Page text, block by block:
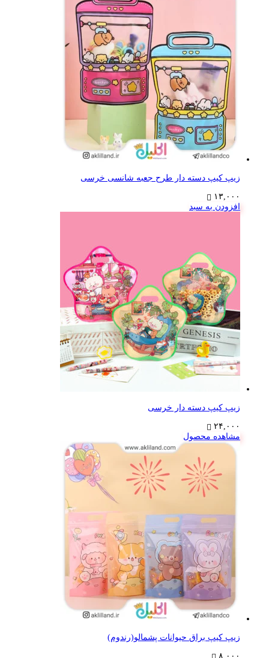
زیپ کیپ دسته دار طرح جعبه شانسی خرسی
۱۳,۰۰۰
افزودن به سبد
زیپ کیپ دسته دار خرسی
۲۴,۰۰۰
مشاهده محصول
زیپ کیپ براق حیوانات پشمالو(رندوم)
۸,۰۰۰